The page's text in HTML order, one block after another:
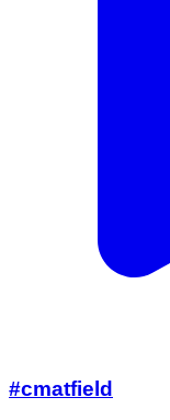
#cmatfield